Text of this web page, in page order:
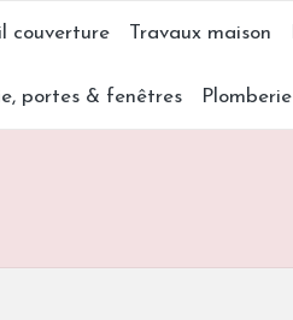
couverture Travaux maison
portes & fenêtres Plomberie